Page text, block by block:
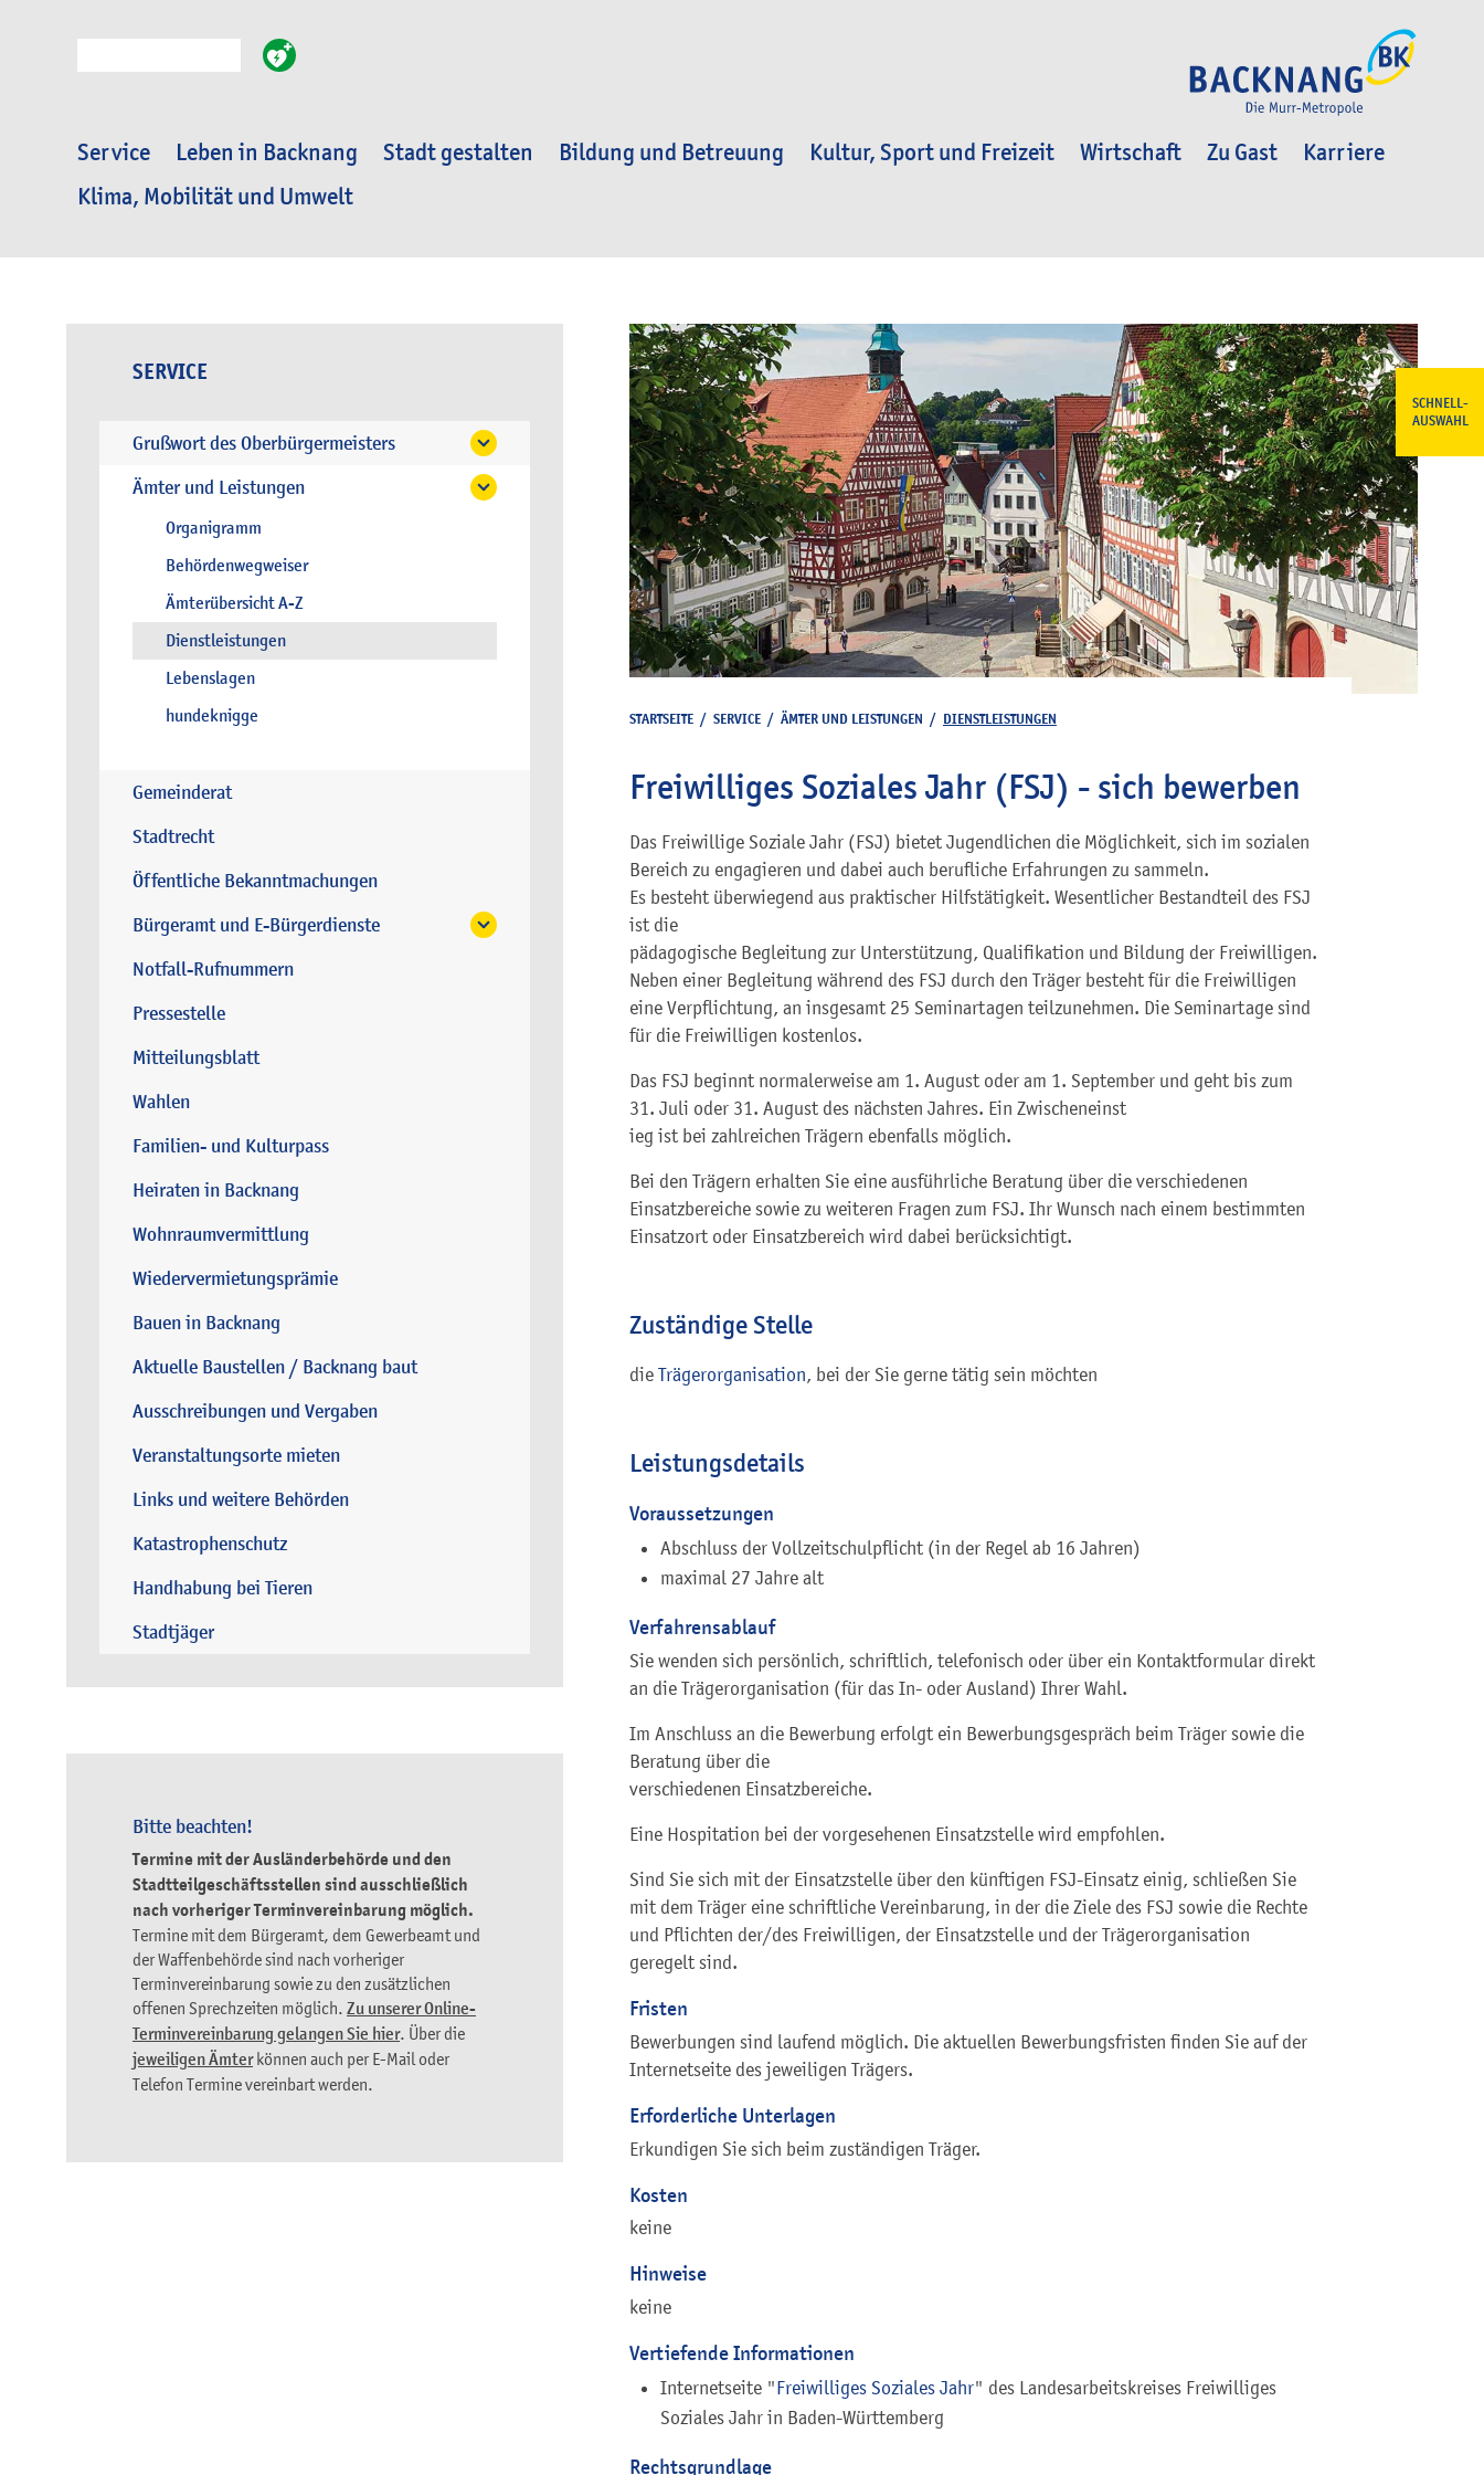
Service Leben in Backnang Stadt gestalten Bildung und Betreuung Kultur, Sport und Freizeit Wirtschaft Zu Gast
Karriere
Klima, Mobilität und Umwelt
SCHNELL-
AUSWAHL
SERVICE
Grußwort des Oberbürgermeisters
Ämter und Leistungen
Organigramm
Behördenwegweiser
Ämterübersicht A-Z
Dienstleistungen
Lebenslagen
hundeknigge
Gemeinderat
Stadtrecht
Öffentliche Bekanntmachungen
Bürgeramt und E-Bürgerdienste
Notfall-Rufnummern
Pressestelle
Mitteilungsblatt
Wahlen
Familien- und Kulturpass
Heiraten in Backnang
Wohnraumvermittlung
Wiedervermietungsprämie
Bauen in Backnang
Aktuelle Baustellen / Backnang baut
Ausschreibungen und Vergaben
Veranstaltungsorte mieten
Links und weitere Behörden
Katastrophenschutz
Handhabung bei Tieren
Stadtjäger
Bitte beachten!
Termine mit der Ausländerbehörde und den
Stadtteilgeschäftsstellen sind ausschließlich
nach vorheriger Terminvereinbarung möglich.
Termine mit dem Bürgeramt, dem Gewerbeamt und
der Waffenbehörde sind nach vorheriger
Terminvereinbarung sowie zu den zusätzlichen
offenen Sprechzeiten möglich. Zu unserer Online-
Terminvereinbarung gelangen Sie hier. Über die
jeweiligen Ämterkönnen auch per E-Mail oder
Telefon Termine vereinbart werden.
STARTSEITE / SERVICE / ÄMTER UND LEISTUNGEN / DIENSTLEISTUNGEN
Freiwilliges Soziales Jahr (FSJ) - sich bewerben
Das Freiwillige Soziale Jahr (FSJ) bietet Jugendlichen die Möglichkeit, sich im sozialen
Bereich zu engagieren und dabei auch berufliche Erfahrungen zu sammeln.
Es besteht überwiegend aus praktischer Hilfstätigkeit. Wesentlicher Bestandteil des FSJ
ist die
pädagogische Begleitung zur Unterstützung, Qualifikation und Bildung der Freiwilligen.
Neben einer Begleitung während des FSJ durch den Träger besteht für die Freiwilligen
eine Verpflichtung, an insgesamt 25 Seminartagen teilzunehmen. Die Seminartage sind
für die Freiwilligen kostenlos.
Das FSJ beginnt normalerweise am 1. August oder am 1. September und geht bis zum
31. Juli oder 31. August des nächsten Jahres. Ein Zwischeneinst
ieg ist bei zahlreichen Trägern ebenfalls möglich.
Bei den Trägern erhalten Sie eine ausführliche Beratung über die verschiedenen
Einsatzbereiche sowie zu weiteren Fragen zum FSJ. Ihr Wunsch nach einem bestimmten
Einsatzort oder Einsatzbereich wird dabei berücksichtigt.
Zuständige Stelle
die Trägerorganisation, bei der Sie gerne tätig sein möchten
Leistungsdetails
Voraussetzungen
Abschluss der Vollzeitschulpflicht (in der Regel ab 16 Jahren)
maximal 27 Jahre alt
Verfahrensablauf
Sie wenden sich persönlich, schriftlich, telefonisch oder über ein Kontaktformular direkt
an die Trägerorganisation (für das In- oder Ausland) Ihrer Wahl.
Im Anschluss an die Bewerbung erfolgt ein Bewerbungsgespräch beim Träger sowie die
Beratung über die
verschiedenen Einsatzbereiche.
Eine Hospitation bei der vorgesehenen Einsatzstelle wird empfohlen.
Sind Sie sich mit der Einsatzstelle über den künftigen FSJ-Einsatz einig, schließen Sie
mit dem Träger eine schriftliche Vereinbarung, in der die Ziele des FSJ sowie die Rechte
und Pflichten der/des Freiwilligen, der Einsatzstelle und der Trägerorganisation
geregelt sind.
Fristen
Bewerbungen sind laufend möglich. Die aktuellen Bewerbungsfristen finden Sie auf der
Internetseite des jeweiligen Trägers.
Erforderliche Unterlagen
Erkundigen Sie sich beim zuständigen Träger.
Kosten
keine
Hinweise
keine
Vertiefende Informationen
Internetseite "Freiwilliges Soziales Jahr" des Landesarbeitskreises Freiwilliges
Soziales Jahr in Baden-Württemberg
Rechtsgrundlage